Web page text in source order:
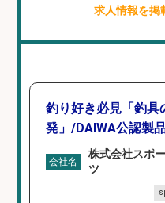
求人情報を掲
釣り好き必見「釣具
発」/DAIWA公認製
会社名
株式会社スポ
ツ